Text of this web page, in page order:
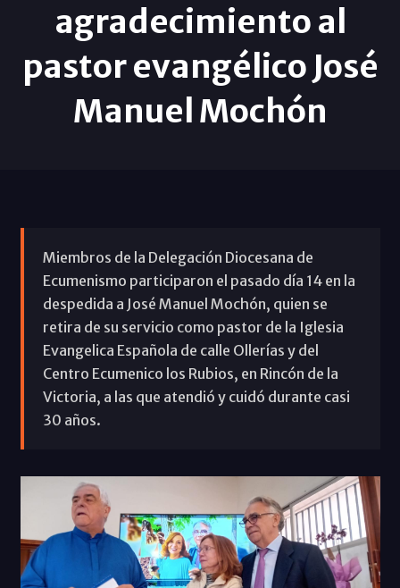
agradecimiento al
pastor evangélico José
Manuel Mochón
Miembros de la Delegación Diocesana de
Ecumenismo participaron el pasado día 14 en la
despedida a José Manuel Mochón, quien se
retira de su servicio como pastor de la Iglesia
Evangelica Española de calle Ollerías y del
Centro Ecumenico los Rubios, en Rincón de la
Victoria, a las que atendió y cuidó durante casi
30 años.